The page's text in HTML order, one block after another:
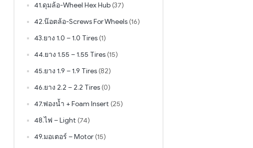
41.ดุมล้อ-Wheel Hex Hub (37)
42.น๊อตล้อ-Screws For Wheels (16)
43.ยาง 1.0 – 1.0 Tires (1)
44.ยาง 1.55 – 1.55 Tires (15)
45.ยาง 1.9 – 1.9 Tires (82)
46.ยาง 2.2 – 2.2 Tires (0)
47.ฟองน้ำ + Foam Insert (25)
48.ไฟ – Light (74)
49.มอเตอร์ – Motor (15)